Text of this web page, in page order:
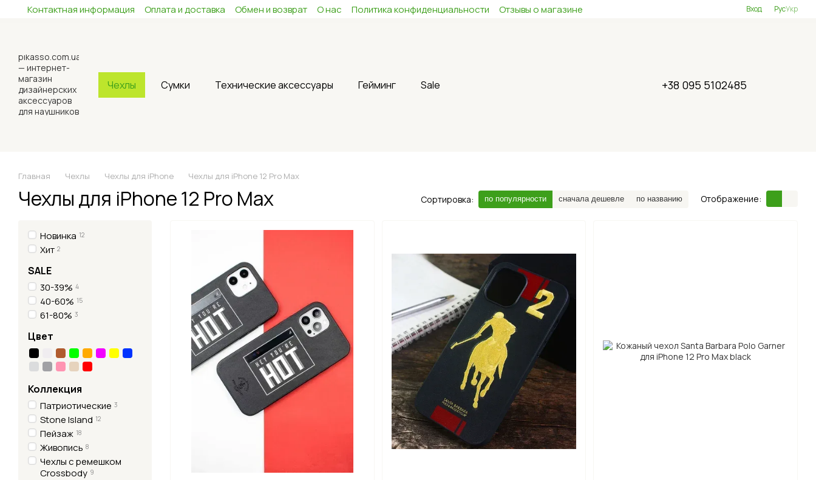
Перейти к основному контенту
Контактная информация Оплата и доставка Обмен и возврат О нас Политика конфиденциальности Отзывы о магазине Вход РусУкр
Чехлы Сумки Технические аксессуары Гейминг Sale +38 095 5102485
Главная Чехлы Чехлы для iPhone Чехлы для iPhone 12 Pro Max
Чехлы для iPhone 12 Pro Max Сортировка: по популярности сначала дешевле по названию Отображение:
Новинка 12
Хит 2
SALE
30-39% 4
40-60% 15
61-80% 3
Цвет
Коллекция
Патриотические 3
Stone Island 12
Пейзаж 18
Живопись 8
Чехлы с ремешком
Crossbody 9